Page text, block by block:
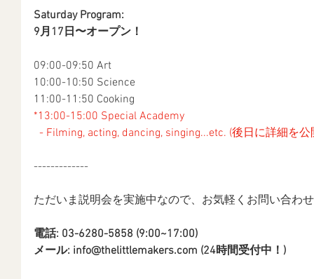
Saturday Program:
9月17日〜オープン！
09:00-09:50 Art
10:00-10:50 Science
11:00-11:50 Cooking
*13:00-15:00 Special Academy
- Filming, acting, dancing, singing...etc. (後日に詳細を
-------------
ただいま説明会を実施中なので、お気軽くお問い合わ
電話: 03-6280-5858 (9:00~17:00)
メール: info@thelittlemakers.com (24時間受付中！)